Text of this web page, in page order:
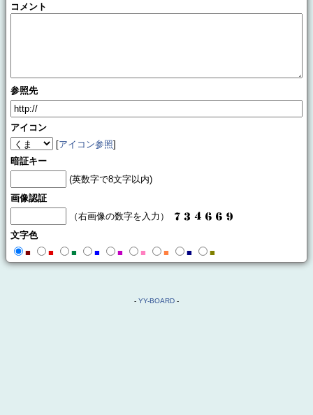
コメント
参照先
アイコン
[アイコン参照]
暗証キー
(英数字で8文字以内)
画像認証
（右画像の数字を入力）
文字色
■
■ ■ ■ ■ ■ ■ ■ ■
- YY-BOARD -